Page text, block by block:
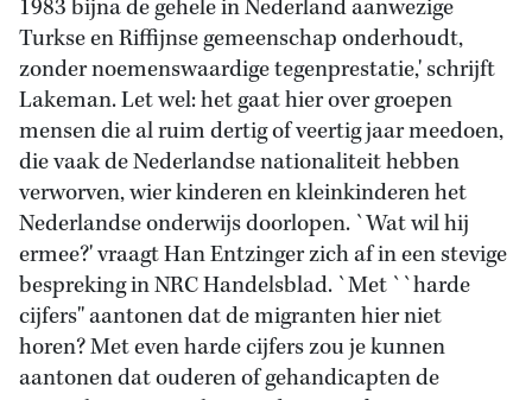
1983 bijna de gehele in Nederland aanwezige
Turkse en Riffijnse gemeenschap onderhoudt,
zonder noemenswaardige tegenprestatie,' schrijft
Lakeman. Let wel: het gaat hier over groepen
mensen die al ruim dertig of veertig jaar meedoen,
die vaak de Nederlandse nationaliteit hebben
verworven, wier kinderen en kleinkinderen het
Nederlandse onderwijs doorlopen. `Wat wil hij
ermee?' vraagt Han Entzinger zich af in een stevige
bespreking in NRC Handelsblad. `Met ``harde
cijfers'' aantonen dat de migranten hier niet
horen? Met even harde cijfers zou je kunnen
aantonen dat ouderen of gehandicapten de